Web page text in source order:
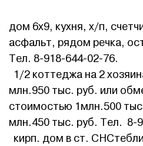
дом 6х9, кухня, х/п,
асфальт, рядом речка,
Тел. 8-918-644-02-76.
1/2 коттеджа на 2
млн.950 тыс. руб. или
стоимостью 1млн.500
млн.450 тыс. руб. Тел. 8-
кирп. дом в ст.